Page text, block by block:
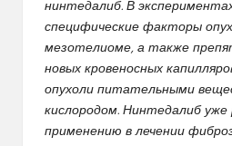
нинтедалиб. В
специфические факторы
мезотелиоме, а также
новых кровеносных
опухоли питательными
кислородом. Нинтедалиб уже
применению в лечении